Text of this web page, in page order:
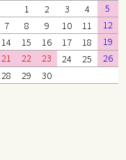
1
2 3 4
5
7 8 9 10 11
12
14 15 16 17 18
19
21 22 23 24 25
26
28 29 30